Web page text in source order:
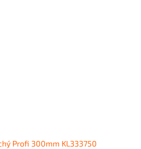
Profi 300mm KL333750